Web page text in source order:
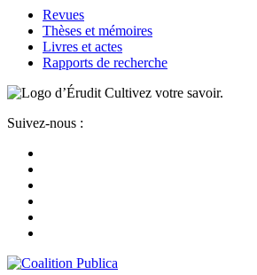
Revues
Thèses et mémoires
Livres et actes
Rapports de recherche
Cultivez votre savoir.
Suivez-nous :